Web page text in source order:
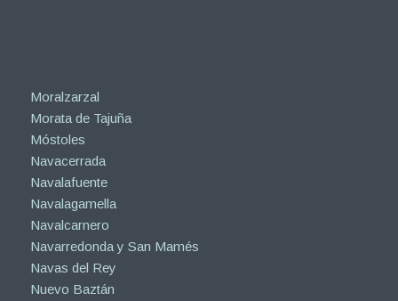
Moralzarzal
Morata de Tajuña
Móstoles
Navacerrada
Navalafuente
Navalagamella
Navalcarnero
Navarredonda y San Mamés
Navas del Rey
Nuevo Baztán